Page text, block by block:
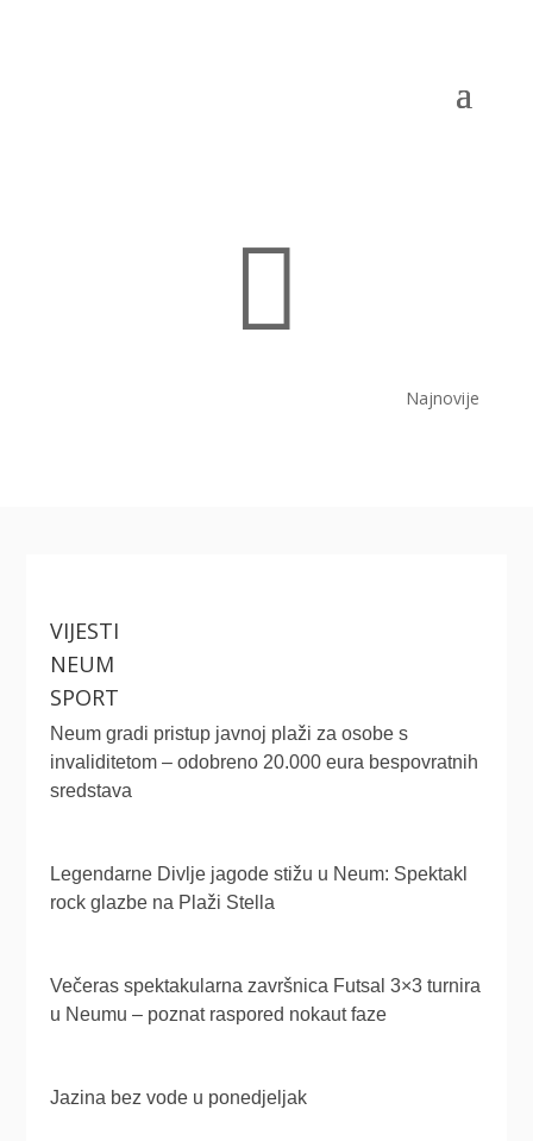

Najnovije
VIJESTI
NEUM
SPORT
Neum gradi pristup javnoj plaži za osobe s
invaliditetom – odobreno 20.000 eura bespovratnih
sredstava
Legendarne Divlje jagode stižu u Neum: Spektakl
rock glazbe na Plaži Stella
Večeras spektakularna završnica Futsal 3×3 turnira
u Neumu – poznat raspored nokaut faze
Jazina bez vode u ponedjeljak